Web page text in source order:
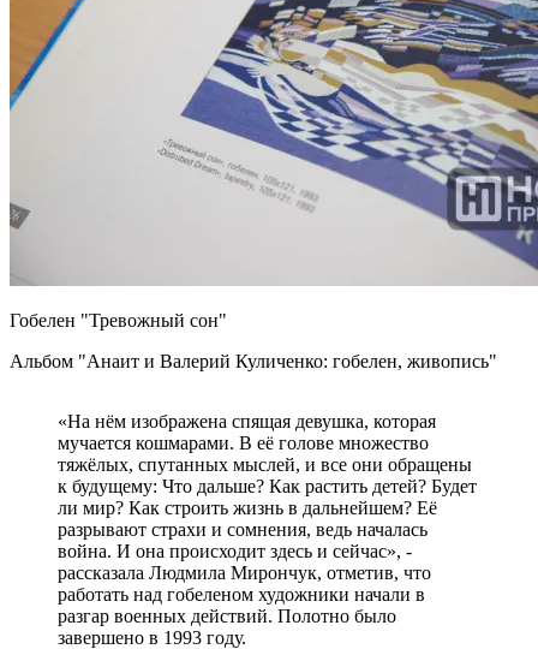
Гобелен "Тревожный сон"
Альбом "Анаит и Валерий Куличенко: гобелен, живопись"
«На нём изображена спящая девушка, которая
мучается кошмарами. В её голове множество
тяжёлых, спутанных мыслей, и все они обращены
к будущему: Что дальше? Как растить детей? Будет
ли мир? Как строить жизнь в дальнейшем? Её
разрывают страхи и сомнения, ведь началась
война. И она происходит здесь и сейчас», -
рассказала Людмила Мирончук, отметив, что
работать над гобеленом художники начали в
разгар военных действий. Полотно было
завершено в 1993 году.